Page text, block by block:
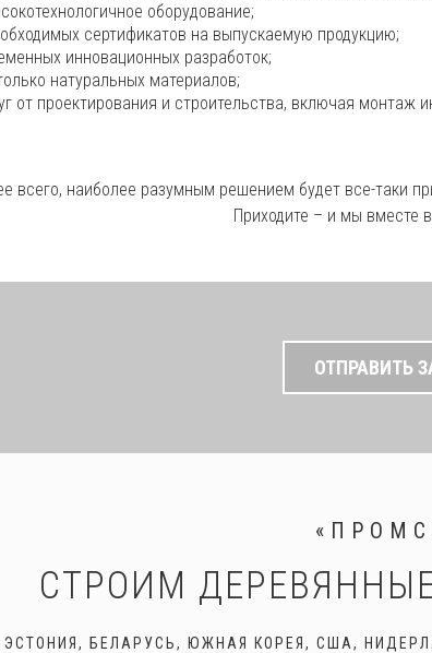
оборудование;
сертификатов на выпускаемую продукцию;
инновационных разработок;
натуральных материалов;
от проектирования и строительства, включая
всего, наиболее разумным решением будет все-таки
Приходите – и мы вместе
ОТПРАВИТЬ
СТРОИМ
ЭСТОНИЯ, БЕЛАРУСЬ, ЮЖНАЯ КОРЕЯ, США,